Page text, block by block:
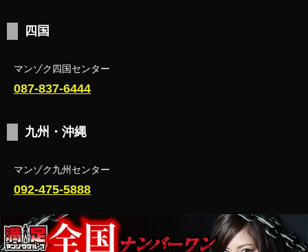
四国
マンゾク四国センター
087-837-6444
九州・沖縄
マンゾク九州センター
092-475-5888